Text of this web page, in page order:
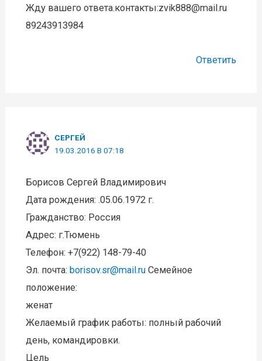
Жду вашего ответа.контакты:zvik888@mail.ru
89243913984
Ответить
СЕРГЕЙ
19.03.2016 В 07:18
Борисов Сергей Владимирович
Дата рождения: .05.06.1972 г.
Гражданство: Россия
Адрес: г.Тюмень
Телефон: +7(922) 148-79-40
Эл. почта: borisov.sr@mail.ruСемейное
положение:
женат
Желаемый график работы: полный рабочий
день, командировки.
Цель